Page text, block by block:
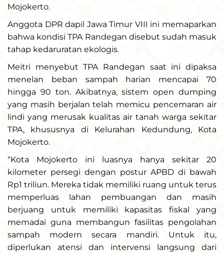
Mojokerto.
Anggota DPR dapil Jawa Timur VIII ini memaparkan
bahwa kondisi TPA Randegan disebut sudah masuk
tahap kedaruratan ekologis.
Meitri menyebut TPA Randegan saat ini dipaksa
menelan beban sampah harian mencapai 70
hingga 90 ton. Akibatnya, sistem open dumping
yang masih berjalan telah memicu pencemaran air
lindi yang merusak kualitas air tanah warga sekitar
TPA, khususnya di Kelurahan Kedundung, Kota
Mojokerto.
“Kota Mojokerto ini luasnya hanya sekitar 20
kilometer persegi dengan postur APBD di bawah
Rp1 triliun. Mereka tidak memiliki ruang untuk terus
memperluas lahan pembuangan dan masih
berjuang untuk memiliki kapasitas fiskal yang
memadai guna membangun fasilitas pengolahan
sampah modern secara mandiri. Untuk itu,
diperlukan atensi dan intervensi langsung dari